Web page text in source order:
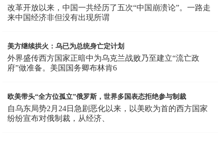
改革开放以来，中国一共经历了五次“中国崩溃论”。一路走
来中国经济非但没有出现所谓
美方继续拱火：乌已为总统身亡定计划
外界盛传西方国家正暗中为乌克兰战败乃至建立“流亡政
府”做准备。美国国务卿布林肯6
欧美带头“全方位孤立”俄罗斯，世界多国表态拒绝参与制裁
自乌东局势2月24日急剧恶化以来，以美欧为首的西方国家
纷纷宣布对俄制裁，从经济、